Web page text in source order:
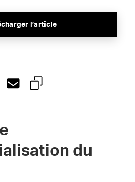
l’article
du